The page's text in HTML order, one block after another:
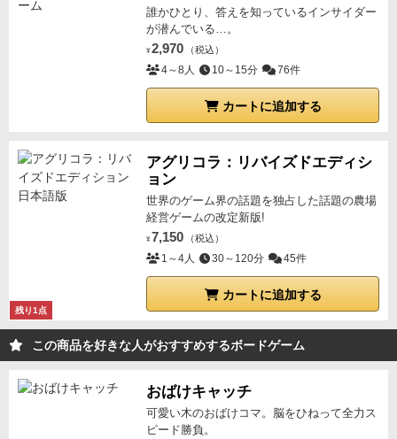
誰かひとり、答えを知っているインサイダー
が潜んでいる…。
¥ 2,970 （税込）
4～8人 10～15分 76件
カートに追加する
残り1点
アグリコラ：リバイズドエディシ
ョン
世界のゲーム界の話題を独占した話題の農場
経営ゲームの改定新版!
¥ 7,150 （税込）
1～4人 30～120分 45件
カートに追加する
この商品を好きな人がおすすめするボードゲーム
おばけキャッチ
可愛い木のおばけコマ。脳をひねって全力ス
ピード勝負。